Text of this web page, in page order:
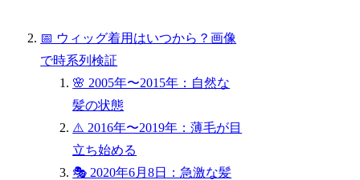
📅 ウィッグ着用はいつから？画像
で時系列検証
🌸 2005年〜2015年：自然な
髪の状態
⚠️ 2016年〜2019年：薄毛が目
立ち始める
🎭 2020年6月8日：急激な髪